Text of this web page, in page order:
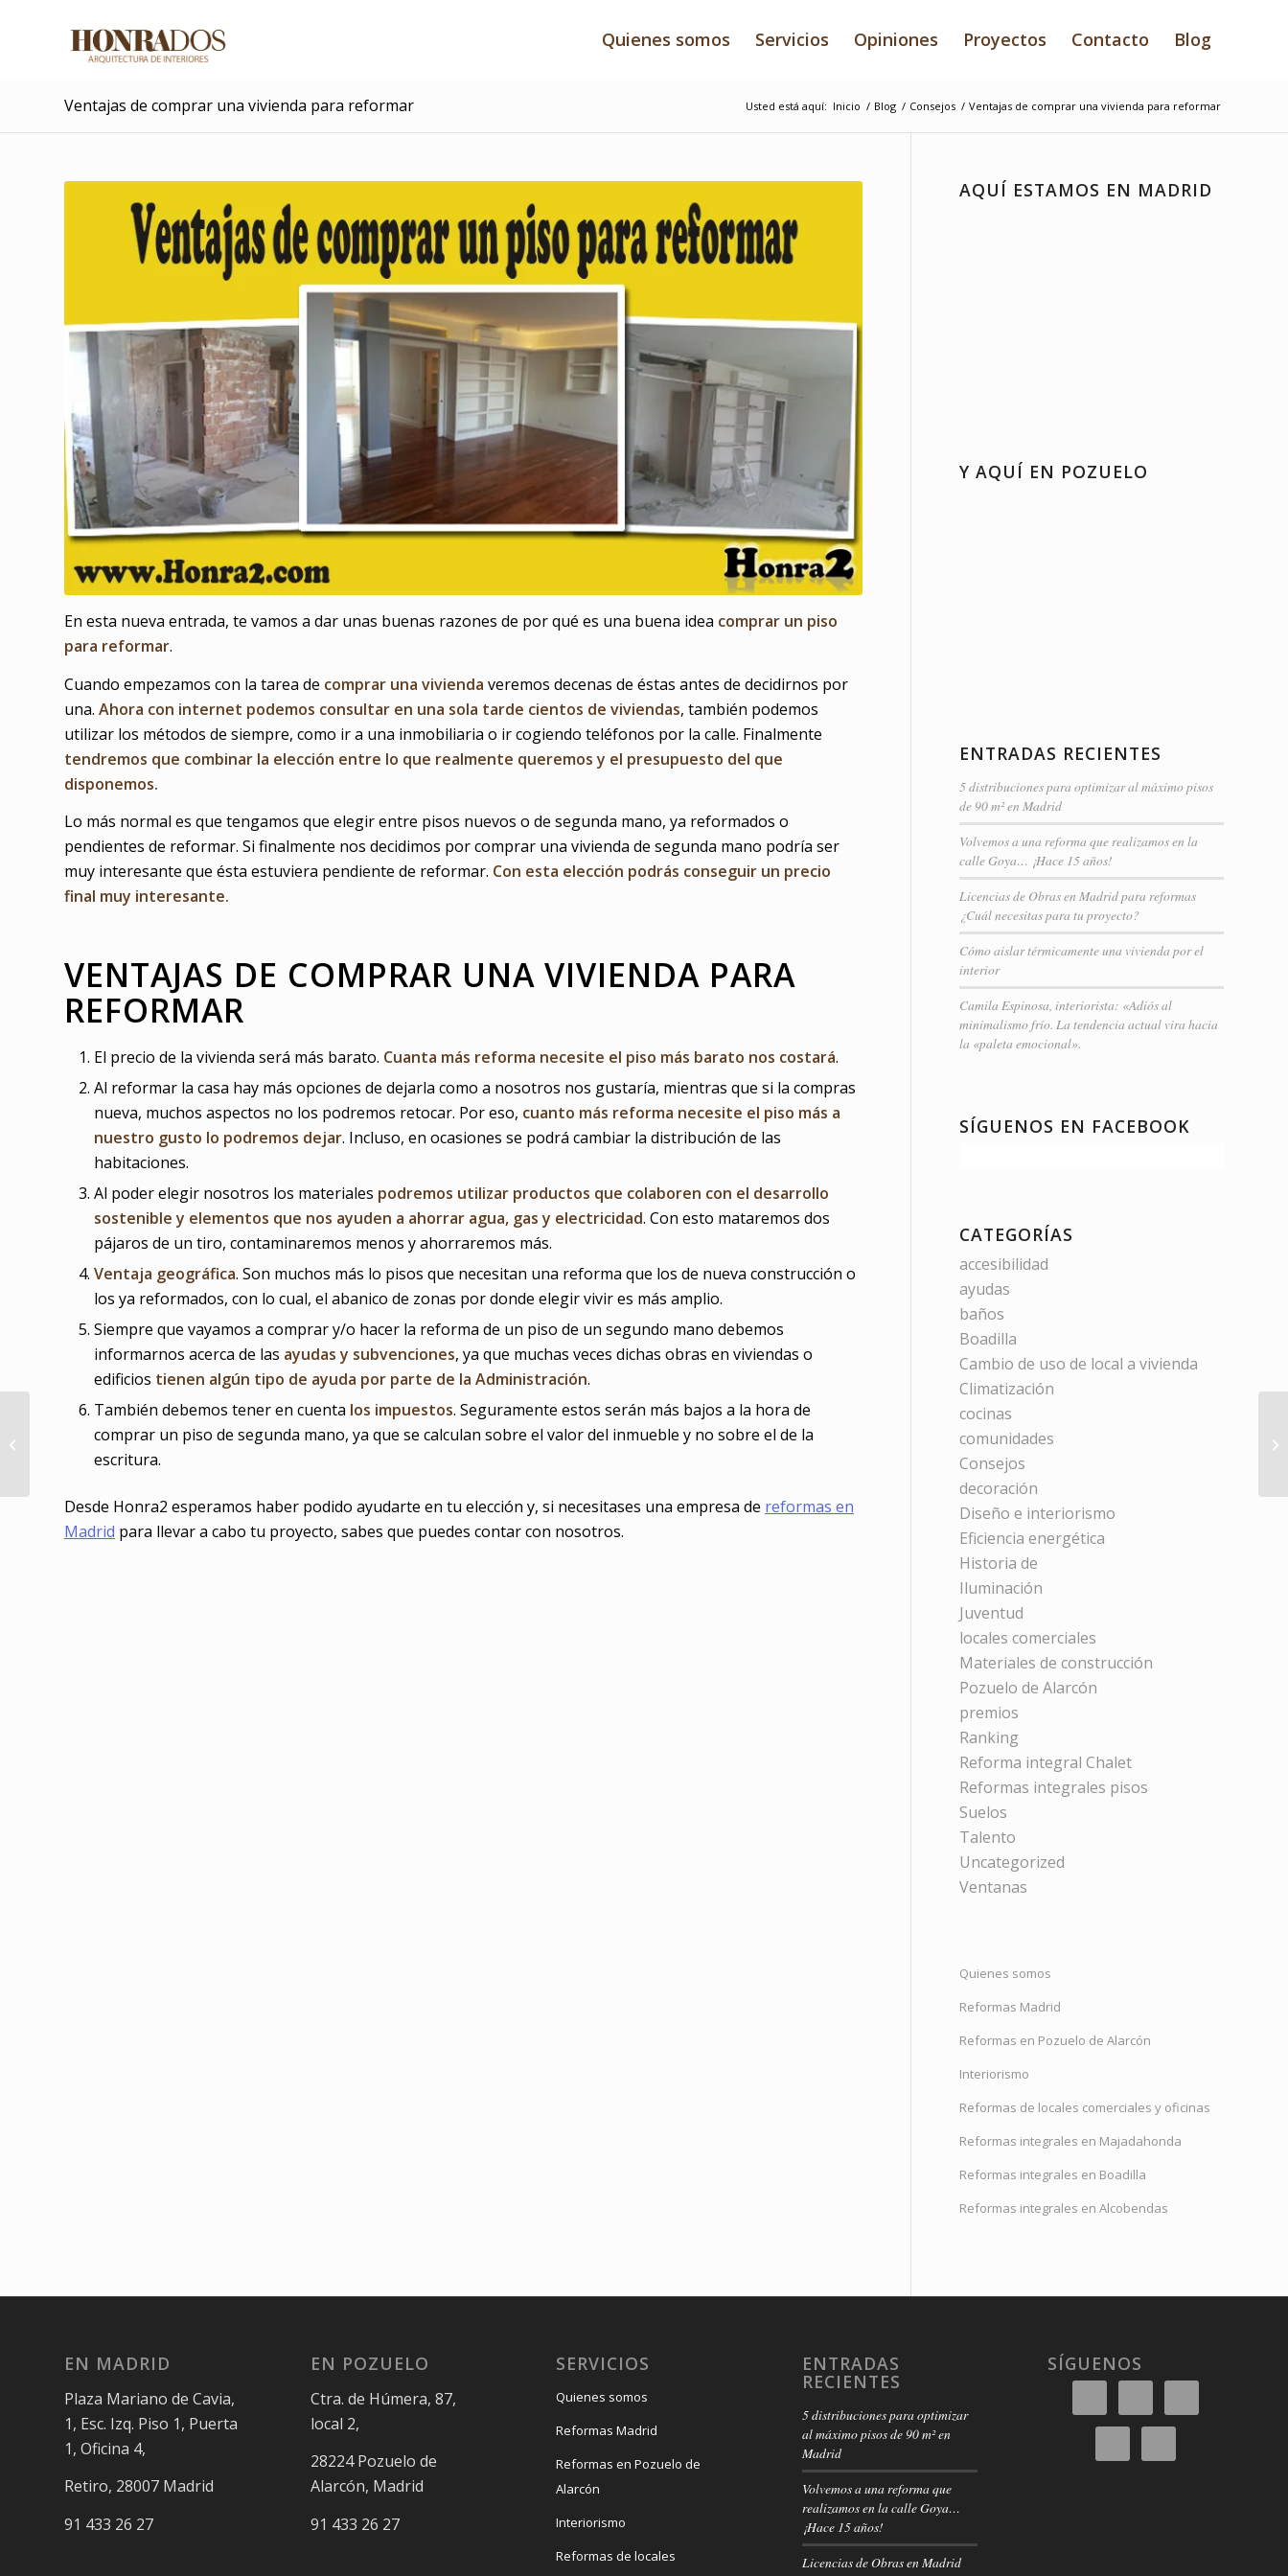
Quienes somos Servicios Opiniones Proyectos Contacto Blog
Ventajas de comprar una vivienda para reformar Usted está aquí: Inicio / Blog / Consejos / Ventajas de comprar una vivienda para reformar
En esta nueva entrada, te vamos a dar unas buenas razones de por qué es una buena idea comprar un piso
para reformar.
Cuando empezamos con la tarea de comprar una vivienda veremos decenas de éstas antes de decidirnos por
una. Ahora con internet podemos consultar en una sola tarde cientos de viviendas, también podemos
utilizar los métodos de siempre, como ir a una inmobiliaria o ir cogiendo teléfonos por la calle. Finalmente
tendremos que combinar la elección entre lo que realmente queremos y el presupuesto del que
disponemos.
Lo más normal es que tengamos que elegir entre pisos nuevos o de segunda mano, ya reformados o
pendientes de reformar. Si finalmente nos decidimos por comprar una vivienda de segunda mano podría ser
muy interesante que ésta estuviera pendiente de reformar. Con esta elección podrás conseguir un precio
final muy interesante.
VENTAJAS DE COMPRAR UNA VIVIENDA PARA
REFORMAR
El precio de la vivienda será más barato. Cuanta más reforma necesite el piso más barato nos costará.
Al reformar la casa hay más opciones de dejarla como a nosotros nos gustaría, mientras que si la compras
nueva, muchos aspectos no los podremos retocar. Por eso, cuanto más reforma necesite el piso más a
nuestro gusto lo podremos dejar. Incluso, en ocasiones se podrá cambiar la distribución de las
habitaciones.
Al poder elegir nosotros los materiales podremos utilizar productos que colaboren con el desarrollo
sostenible y elementos que nos ayuden a ahorrar agua, gas y electricidad. Con esto mataremos dos
pájaros de un tiro, contaminaremos menos y ahorraremos más.
Ventaja geográfica. Son muchos más lo pisos que necesitan una reforma que los de nueva construcción o
los ya reformados, con lo cual, el abanico de zonas por donde elegir vivir es más amplio.
Siempre que vayamos a comprar y/o hacer la reforma de un piso de un segundo mano debemos
informarnos acerca de las ayudas y subvenciones, ya que muchas veces dichas obras en viviendas o
edificios tienen algún tipo de ayuda por parte de la Administración.
También debemos tener en cuenta los impuestos. Seguramente estos serán más bajos a la hora de
comprar un piso de segunda mano, ya que se calculan sobre el valor del inmueble y no sobre el de la
escritura.
Desde Honra2 esperamos haber podido ayudarte en tu elección y, si necesitases una empresa de reformas en
Madrid para llevar a cabo tu proyecto, sabes que puedes contar con nosotros.
AQUÍ ESTAMOS EN MADRID
Y AQUÍ EN POZUELO
ENTRADAS RECIENTES
5 distribuciones para optimizar al máximo pisos
de 90 m² en Madrid
Volvemos a una reforma que realizamos en la
calle Goya… ¡Hace 15 años!
Licencias de Obras en Madrid para reformas
¿Cuál necesitas para tu proyecto?
Cómo aislar térmicamente una vivienda por el
interior
Camila Espinosa, interiorista: «Adiós al
minimalismo frío. La tendencia actual vira hacia
la «paleta emocional».
SÍGUENOS EN FACEBOOK
CATEGORÍAS
accesibilidad
ayudas
baños
Boadilla
Cambio de uso de local a vivienda
Climatización
cocinas
comunidades
Consejos
decoración
Diseño e interiorismo
Eficiencia energética
Historia de
Iluminación
Juventud
locales comerciales
Materiales de construcción
Pozuelo de Alarcón
premios
Ranking
Reforma integral Chalet
Reformas integrales pisos
Suelos
Talento
Uncategorized
Ventanas
Quienes somos
Reformas Madrid
Reformas en Pozuelo de Alarcón
Interiorismo
Reformas de locales comerciales y oficinas
Reformas integrales en Majadahonda
Reformas integrales en Boadilla
Reformas integrales en Alcobendas
EN MADRID
Plaza Mariano de Cavia,
1, Esc. Izq. Piso 1, Puerta
1, Oficina 4,
Retiro, 28007 Madrid
91 433 26 27
EN POZUELO
Ctra. de Húmera, 87,
local 2,
28224 Pozuelo de
Alarcón, Madrid
91 433 26 27
SERVICIOS
Quienes somos
Reformas Madrid
Reformas en Pozuelo de
Alarcón
Interiorismo
Reformas de locales
ENTRADAS
RECIENTES
5 distribuciones para optimizar
al máximo pisos de 90 m² en
Madrid
Volvemos a una reforma que
realizamos en la calle Goya…
¡Hace 15 años!
Licencias de Obras en Madrid
SÍGUENOS
manchas de las
paredes de tu casa